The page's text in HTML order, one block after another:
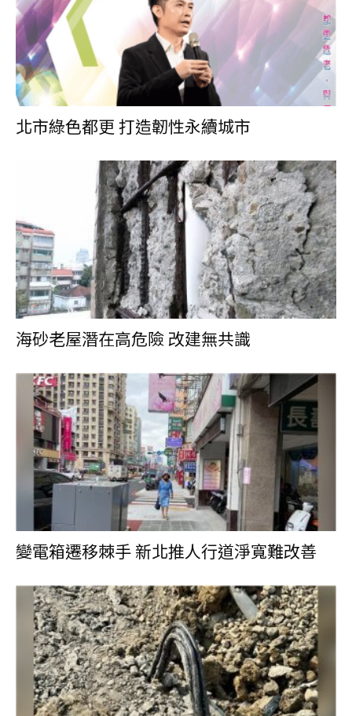
北市綠色都更 打造韌性永續城市
海砂老屋潛在高危險 改建無共識
變電箱遷移棘手 新北推人行道淨寬難改善